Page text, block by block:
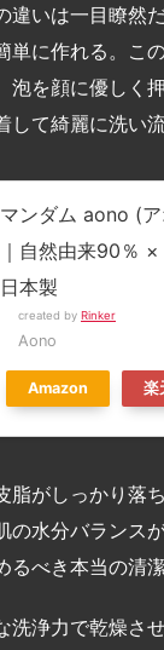
違いは一目瞭然
単に作れる。こ
を顔に優しく
て綺麗に洗い流
マンダム aono (
｜自然由来90％
日本製
created by Rinker
Aono
Amazon 楽
脂がしっかり落
の水分バランス
べき本当の清潔
浄力で乾燥さ